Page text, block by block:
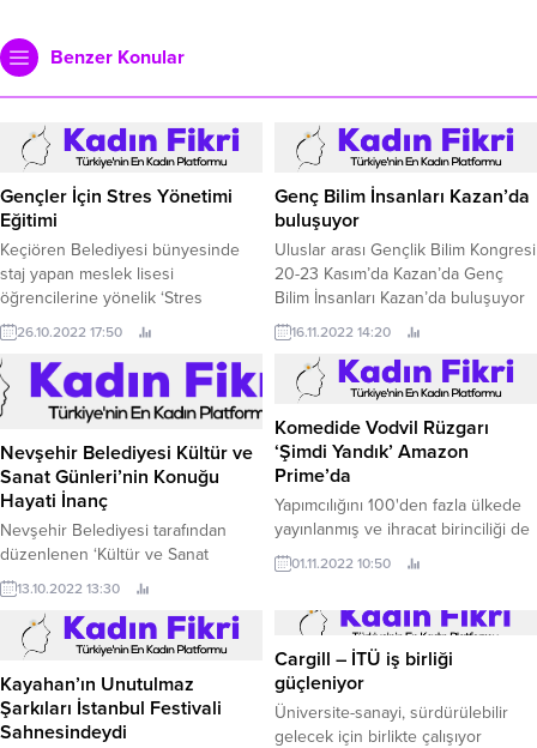
Benzer Konular
Gençler İçin Stres Yönetimi
Eğitimi
Keçiören Belediyesi bünyesinde
staj yapan meslek lisesi
öğrencilerine yönelik ‘Stres
Yönetimi’ konulu eğitim
düzenlendi.
26.10.2022 17:50
Genç Bilim İnsanları Kazan’da
buluşuyor
Uluslar arası Gençlik Bilim Kongresi
20-23 Kasım’da Kazan’da Genç
Bilim İnsanları Kazan’da buluşuyor
Kazan – İslam İşbirliği Teşkilatı (İİT)
Gençlik Başkenti 2022’nin
uluslararası programı olan
Uluslararası Gençlik Bilim Kongresi
kapsamında genç bilim insanları
20-23 Kasım’da Kazan’da bir araya
gelecek.
16.11.2022 14:20
Nevşehir Belediyesi Kültür ve
Sanat Günleri’nin Konuğu
Hayati İnanç
Nevşehir Belediyesi tarafından
düzenlenen ‘Kültür ve Sanat
Günleri’ etkinlikleri çerçevesinde
Hukukçu-Yazar Hayati İnanç, 14
Ekim Cuma akşamı Nevşehirlilerle
buluşacak.
13.10.2022 13:30
Komedide Vodvil Rüzgarı
‘Şimdi Yandık’ Amazon
Prime’da
Yapımcılığını 100'den fazla ülkede
yayınlanmış ve ihracat birinciliği de
dahil sayısız ödül almış H.
01.11.2022 10:50
Kayahan’ın Unutulmaz
Şarkıları İstanbul Festivali
Sahnesindeydi
Cargill – İTÜ iş birliği
güçleniyor
Üniversite-sanayi, sürdürülebilir
gelecek için birlikte çalışıyor